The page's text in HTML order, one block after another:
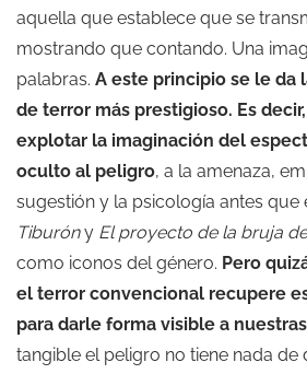
aquella que establece que se
mostrando que contando. Una
palabras. A este principio se le da
de terror más prestigioso. Es
explotar la imaginación del
oculto al peligro, a la amenaza,
sugestión y la psicología antes que
Tiburóny El proyecto de la bruja
como iconos del género. Pero
el terror convencional recupere
para darle forma visible a
tangible el peligro no tiene nada de